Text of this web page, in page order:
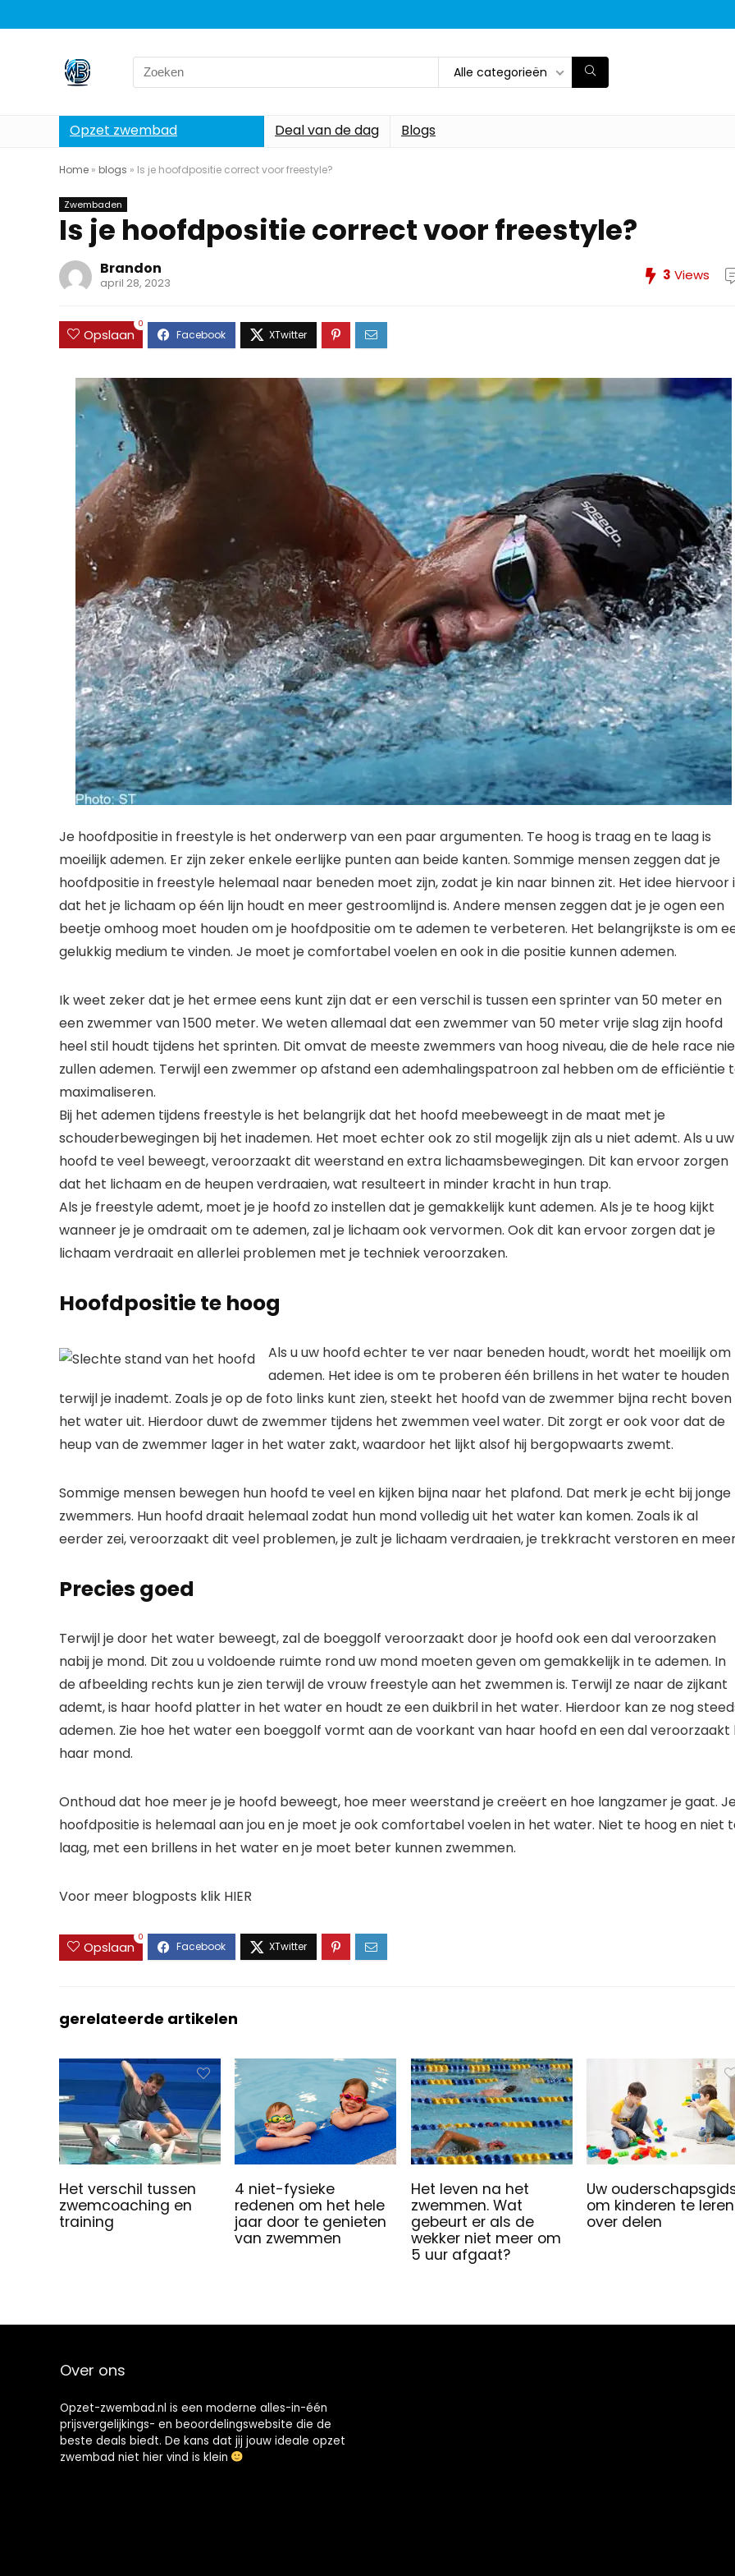
Search
for:
Alle categorieën
Opzet zwembad Deal van de dag Blogs
Home » blogs » Is je hoofdpositie correct voor freestyle?
Zwembaden
Is je hoofdpositie correct voor freestyle?
Brandon
april 28, 2023 3 Views
Opslaan
0
Je hoofdpositie in freestyle is het onderwerp van een paar argumenten. Te hoog is traag en te laag is
moeilijk ademen. Er zijn zeker enkele eerlijke punten aan beide kanten. Sommige mensen zeggen dat je
hoofdpositie in freestyle helemaal naar beneden moet zijn, zodat je kin naar binnen zit. Het idee hiervoor
dat het je lichaam op één lijn houdt en meer gestroomlijnd is. Andere mensen zeggen dat je je ogen een
beetje omhoog moet houden om je hoofdpositie om te ademen te verbeteren. Het belangrijkste is om
​​gelukkig medium te vinden. Je moet je comfortabel voelen en ook in die positie kunnen ademen.
Ik weet zeker dat je het ermee eens kunt zijn dat er een verschil is tussen een sprinter van 50 meter en
een zwemmer van 1500 meter. We weten allemaal dat een zwemmer van 50 meter vrije slag zijn hoofd
heel stil houdt tijdens het sprinten. Dit omvat de meeste zwemmers van hoog niveau, die de hele race
zullen ademen. Terwijl een zwemmer op afstand een ademhalingspatroon zal hebben om de efficiëntie
maximaliseren.
Bij het ademen tijdens freestyle is het belangrijk dat het hoofd meebeweegt in de maat met je
schouderbewegingen bij het inademen. Het moet echter ook zo stil mogelijk zijn als u niet ademt. Als u uw
hoofd te veel beweegt, veroorzaakt dit weerstand en extra lichaamsbewegingen. Dit kan ervoor zorgen
dat het lichaam en de heupen verdraaien, wat resulteert in minder kracht in hun trap.
Als je freestyle ademt, moet je je hoofd zo instellen dat je gemakkelijk kunt ademen. Als je te hoog kijkt
wanneer je je omdraait om te ademen, zal je lichaam ook vervormen. Ook dit kan ervoor zorgen dat je
lichaam verdraait en allerlei problemen met je techniek veroorzaken.
Hoofdpositie te hoog
Als u uw hoofd echter te ver naar beneden houdt, wordt het moeilijk
ademen. Het idee is om te proberen één brillens in het water te houden
terwijl je inademt. Zoals je op de foto links kunt zien, steekt het hoofd van de zwemmer bijna recht boven
het water uit. Hierdoor duwt de zwemmer tijdens het zwemmen veel water. Dit zorgt er ook voor dat de
heup van de zwemmer lager in het water zakt, waardoor het lijkt alsof hij bergopwaarts zwemt.
Sommige mensen bewegen hun hoofd te veel en kijken bijna naar het plafond. Dat merk je echt bij jonge
zwemmers. Hun hoofd draait helemaal zodat hun mond volledig uit het water kan komen. Zoals ik al
eerder zei, veroorzaakt dit veel problemen, je zult je lichaam verdraaien, je trekkracht verstoren en
Precies goed
Terwijl je door het water beweegt, zal de boeggolf veroorzaakt door je hoofd ook een dal veroorzaken
nabij je mond. Dit zou u voldoende ruimte rond uw mond moeten geven om gemakkelijk in te ademen. In
de afbeelding rechts kun je zien terwijl de vrouw freestyle aan het zwemmen is. Terwijl ze naar de zijkant
ademt, is haar hoofd platter in het water en houdt ze een duikbril in het water. Hierdoor kan ze nog
ademen. Zie hoe het water een boeggolf vormt aan de voorkant van haar hoofd en een dal veroorzaakt
haar mond.
Onthoud dat hoe meer je je hoofd beweegt, hoe meer weerstand je creëert en hoe langzamer je gaat.
hoofdpositie is helemaal aan jou en je moet je ook comfortabel voelen in het water. Niet te hoog en niet
laag, met een brillens in het water en je moet beter kunnen zwemmen.
Voor meer blogposts klik HIER
Opslaan
0
gerelateerde artikelen
Het verschil tussen
zwemcoaching en
training
4 niet-fysieke
redenen om het hele
jaar door te genieten
van zwemmen
Het leven na het
zwemmen. Wat
gebeurt er als de
wekker niet meer om
5 uur afgaat?
Uw
om kinderen te leren
over delen
Over ons
Opzet-zwembad.nl is een moderne alles-in-één
prijsvergelijkings- en beoordelingswebsite die de
beste deals biedt. De kans dat jij jouw ideale opzet
zwembad niet hier vind is klein